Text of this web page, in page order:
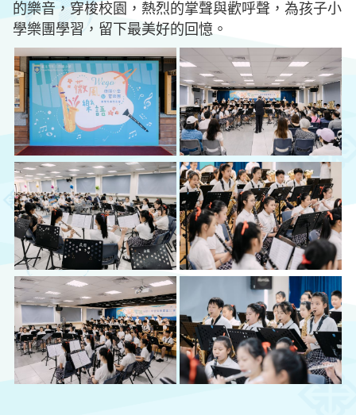
的樂音，穿梭校園，熱烈的掌聲與歡呼聲，為孩子小
學樂團學習，留下最美好的回憶。